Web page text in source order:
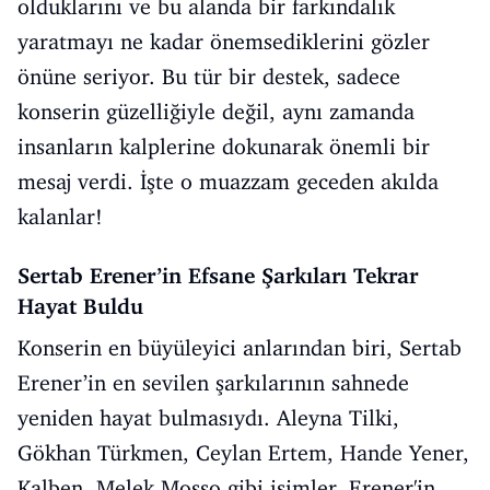
olduklarını ve bu alanda bir farkındalık
yaratmayı ne kadar önemsediklerini gözler
önüne seriyor. Bu tür bir destek, sadece
konserin güzelliğiyle değil, aynı zamanda
insanların kalplerine dokunarak önemli bir
mesaj verdi. İşte o muazzam geceden akılda
kalanlar!
Sertab Erener’in Efsane Şarkıları Tekrar
Hayat Buldu
Konserin en büyüleyici anlarından biri, Sertab
Erener’in en sevilen şarkılarının sahnede
yeniden hayat bulmasıydı. Aleyna Tilki,
Gökhan Türkmen, Ceylan Ertem, Hande Yener,